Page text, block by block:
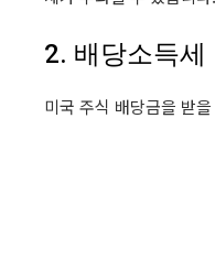
2. 배당소득세
미국 주식 배당금을 받